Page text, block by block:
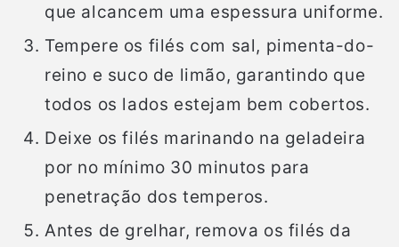
que alcancem uma espessura uniforme.
Tempere os filés com sal, pimenta-do-
reino e suco de limão, garantindo que
todos os lados estejam bem cobertos.
Deixe os filés marinando na geladeira
por no mínimo 30 minutos para
penetração dos temperos.
Antes de grelhar, remova os filés da